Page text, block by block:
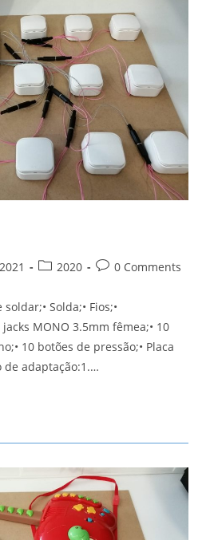
Post2020
Post0 Comments
Solda;• Fios;•
MONO 3.5mm fêmea;• 10
10 botões de pressão;• Placa
de adaptação:1.…